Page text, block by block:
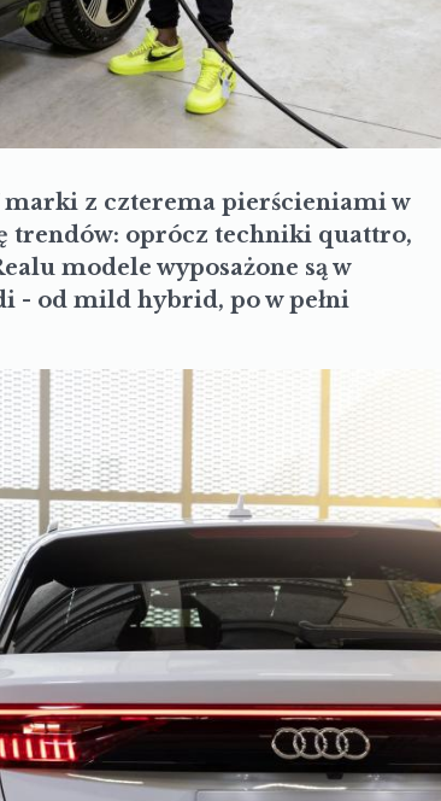
marki z czterema pierścieniami w
trendów: oprócz techniki quattro,
modele wyposażone są w
- od mild hybrid, po w pełni